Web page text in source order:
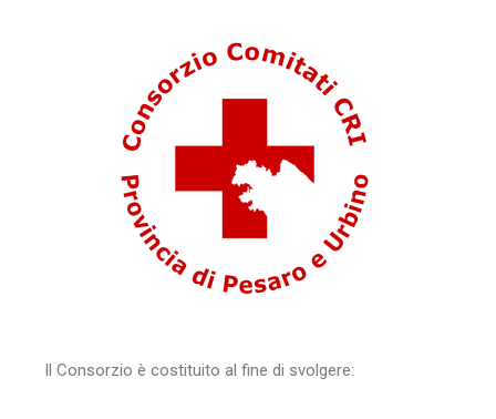
Il Consorzio è costituito al fine di svolgere: